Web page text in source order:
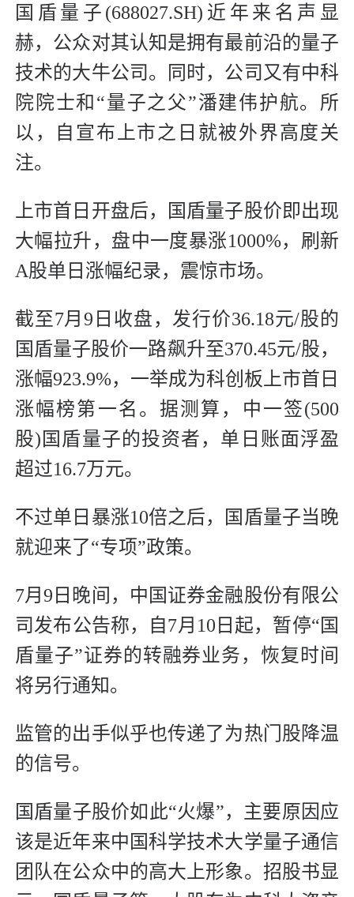
国盾量子(688027.SH)近年来名声显
赫，公众对其认知是拥有最前沿的量子
技术的大牛公司。同时，公司又有中科
院院士和“量子之父”潘建伟护航。所
以，自宣布上市之日就被外界高度关
注。
上市首日开盘后，国盾量子股价即出现
大幅拉升，盘中一度暴涨1000%，刷新
A股单日涨幅纪录，震惊市场。
截至7月9日收盘，发行价36.18元/股的
国盾量子股价一路飙升至370.45元/股，
涨幅923.9%，一举成为科创板上市首日
涨幅榜第一名。据测算，中一签(500
股)国盾量子的投资者，单日账面浮盈
超过16.7万元。
不过单日暴涨10倍之后，国盾量子当晚
就迎来了“专项”政策。
7月9日晚间，中国证券金融股份有限公
司发布公告称，自7月10日起，暂停“国
盾量子”证券的转融券业务，恢复时间
将另行通知。
监管的出手似乎也传递了为热门股降温
的信号。
国盾量子股价如此“火爆”，主要原因应
该是近年来中国科学技术大学量子通信
团队在公众中的高大上形象。招股书显